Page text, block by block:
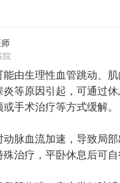
院
由生理性血管跳动、
等原因引起，可通过
手术治疗等方式缓解。
动脉血流加速，导致局
治疗，平卧休息后可自